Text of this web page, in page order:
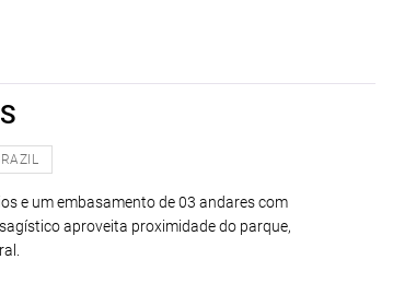
e um embasamento de 03 andares com
aproveita proximidade do parque,